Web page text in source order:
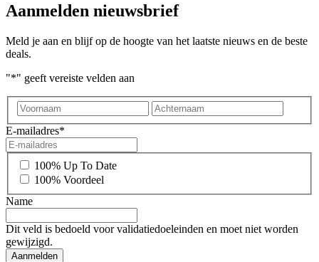
Aanmelden nieuwsbrief
Meld je aan en blijf op de hoogte van het laatste nieuws en de beste
deals.
"*" geeft vereiste velden aan
Voornaam
E-mailadres*
*
100% Up To Date
100% Voordeel
Name
Dit veld is bedoeld voor validatiedoeleinden en moet niet worden
gewijzigd.